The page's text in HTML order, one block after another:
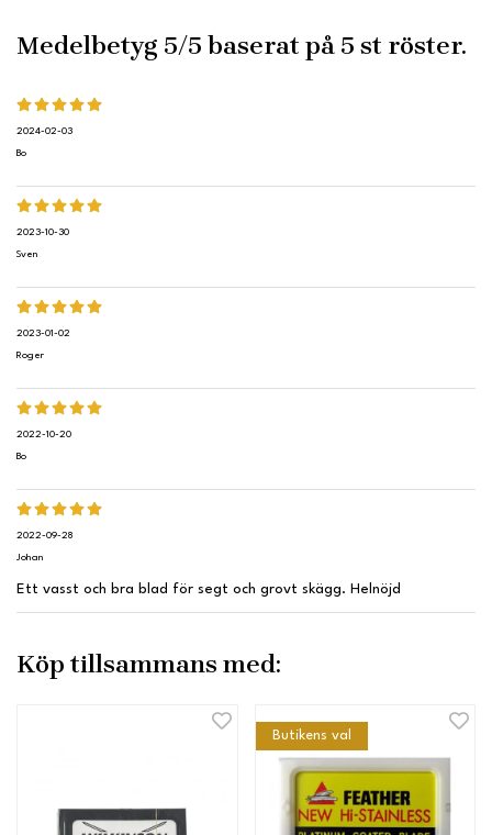
Medelbetyg 5/5 baserat på 5 st röster.
2024-02-03
Bo
2023-10-30
Sven
2023-01-02
Roger
2022-10-20
Bo
2022-09-28
Johan
Ett vasst och bra blad för segt och grovt skägg. Helnöjd
Köp tillsammans med:
Butikens val